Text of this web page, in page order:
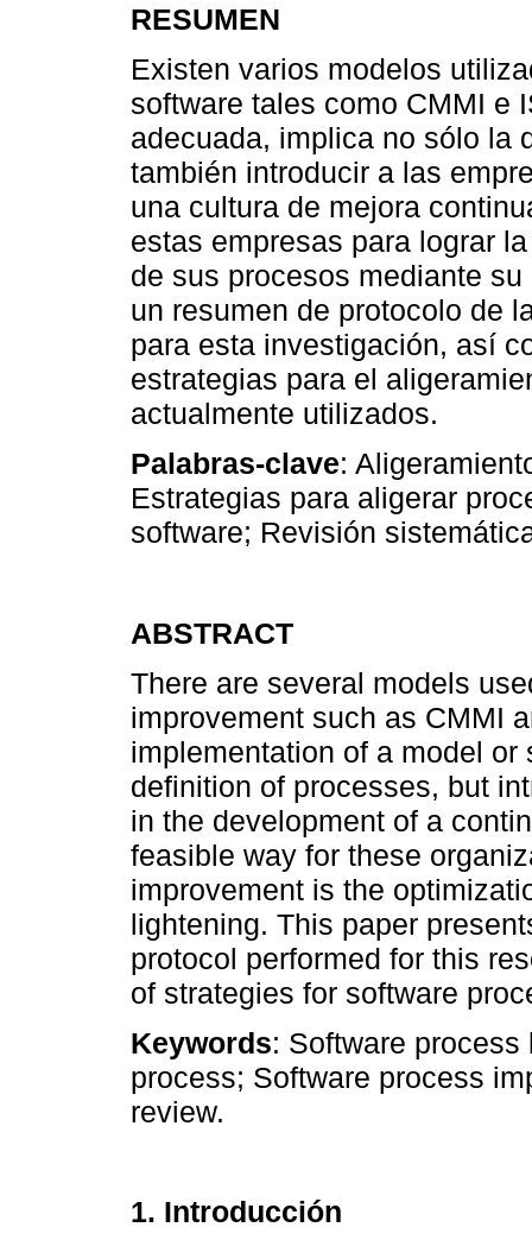
RESUMEN
Existen varios modelos
software tales como CMMI e
adecuada, implica no sólo la
también introducir a las
una cultura de mejora
estas empresas para lograr
de sus procesos mediante
un resumen de protocolo de
para esta investigación, así
estrategias para el
actualmente utilizados.
Palabras-clave:
Estrategias para aligerar
software; Revisión
ABSTRACT
There are several models
improvement such as CMMI
implementation of a model
definition of processes, but
in the development of a
feasible way for these
improvement is the
lightening. This paper
protocol performed for this
of strategies for software
Keywords: Software
process; Software process
review.
1. Introducción